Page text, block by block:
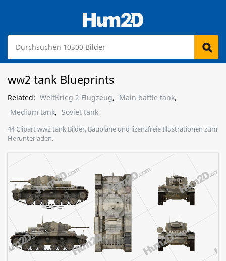
ww2 tank Blueprints
Related: WeltKrieg 2 Flugzeug, Main battle tank,
Medium tank, Soviet tank
44 Clipart ww2 tank Bilder, Baupläne und lizenzfreie Illustrationen zum
Herunterladen.